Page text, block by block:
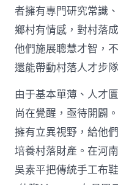
者擁有專門研究常識
鄉村有情感，對村落
他們施展聰慧才智，
還能帶動村落人才步
由于基本單薄、人才
尚在覺醒，亟待開闢
擁有立異視野，給他
培養村落財產。在河
吳素平把傳統手工布